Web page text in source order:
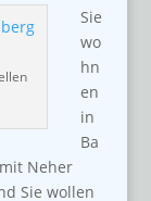
Sie
wo
hn
en
in
Ba
Neher
Sie wollen